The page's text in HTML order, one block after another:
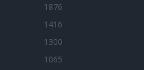
1876
1416
1300
1065